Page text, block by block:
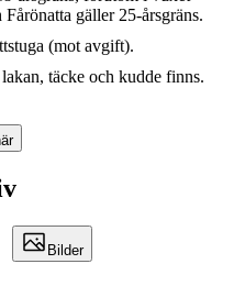
gäller 25-årsgräns.
(mot avgift).
täcke och kudde finns.
Bilder